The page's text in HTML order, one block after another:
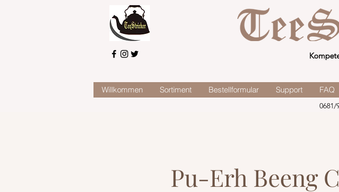
Willkommen Sortiment Bestellformular Support FAQ
0681/
Pu-Erh Beeng